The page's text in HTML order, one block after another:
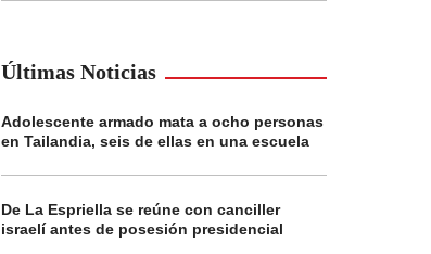
Últimas Noticias
Adolescente armado mata a ocho personas
en Tailandia, seis de ellas en una escuela
De La Espriella se reúne con canciller
israelí antes de posesión presidencial